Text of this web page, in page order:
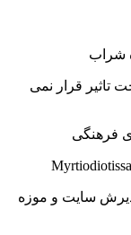
تاثیر قرار نمی
سایت و موزه